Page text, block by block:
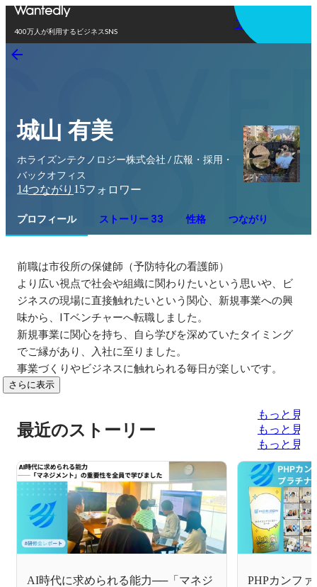
400万人が利用するビジネスSNS
アプリを使う
城山 有美
ホライズンテクノロジー株式会社 / 広報・採用・
バックオフィス
14つながり 15フォロワー
プロフィール ストーリー 33 性格 つながり
前職は市役所の保健師（予防特化の看護師）
より広い視点で社会や組織に関わりたいという思いや、ビ
ジネスの現場に直接触れたいという関心、新規事業への興
味から、ITベンチャーへ転職しました。
新規事業に関心を持ち、自ら学びを深めていたタイミング
でご縁があり、入社に至りました。
事業づくりやビジネスに触れられる毎日が楽しいです。
さらに表示
最近のストーリー
もっと見る
もっと見る
もっと見る
AI時代に求められる能力──「マネジ
PHPカンフ